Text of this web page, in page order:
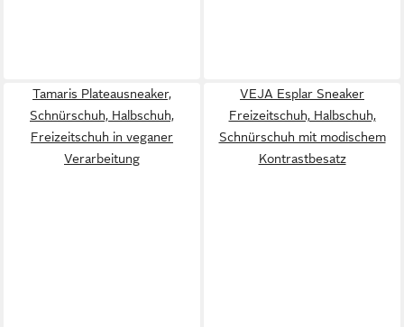
Tamaris Plateausneaker,
Schnürschuh, Halbschuh,
Freizeitschuh in veganer
Verarbeitung
VEJA Esplar Sneaker
Freizeitschuh, Halbschuh,
Schnürschuh mit modischem
Kontrastbesatz